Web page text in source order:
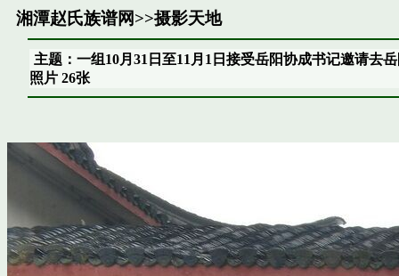
湘潭赵氏族谱网>>摄影天地
主题：一组10月31日至11月1日接受岳阳协成书记邀请去
照片 26张